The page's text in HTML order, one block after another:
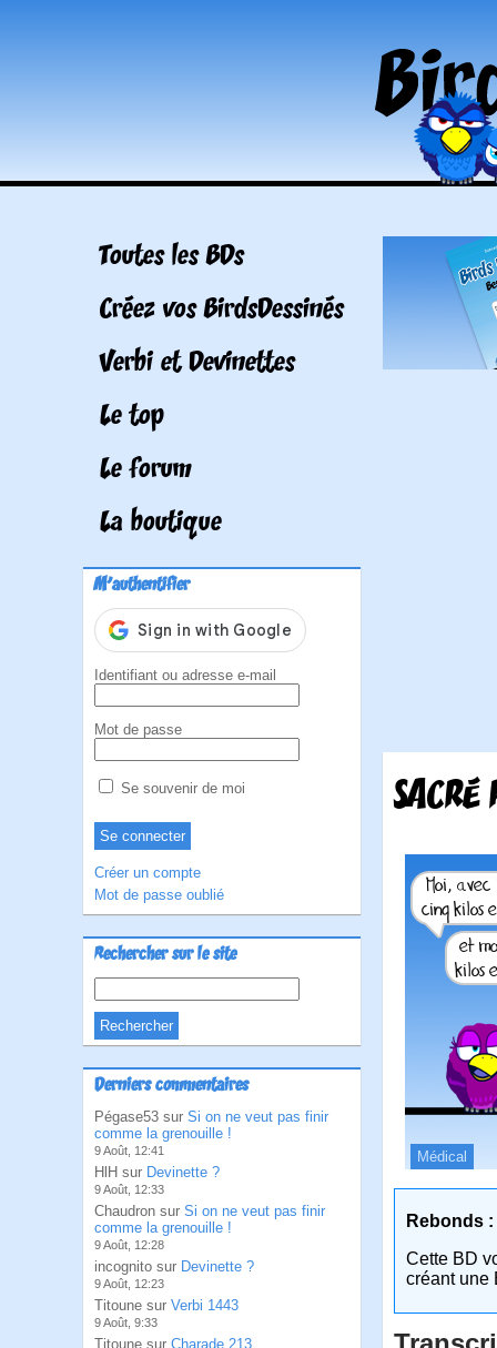
Toutes les BDs
Créez vos BirdsDessinés
Verbi et Devinettes
Le top
Le forum
La boutique
M'authentifier
Identifiant ou adresse e-mail
Mot de passe
Se souvenir de moi
Créer un compte
Mot de passe oublié
Rechercher sur le site
Derniers commentaires
Pégase53 sur Si on ne veut pas finir
comme la grenouille !
9 Août, 12:41
HlH sur Devinette ?
9 Août, 12:33
Chaudron sur Si on ne veut pas finir
comme la grenouille !
9 Août, 12:28
incognito sur Devinette ?
9 Août, 12:23
Titoune sur Verbi 1443
9 Août, 9:33
Titoune sur Charade 213
Médical
Rebonds :
Cette BD
créant une